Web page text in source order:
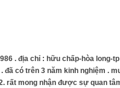
. địa chỉ : hữu chấp-hòa long-
có trên 3 năm kinh nghiệm .
rất mong nhận được sự quan